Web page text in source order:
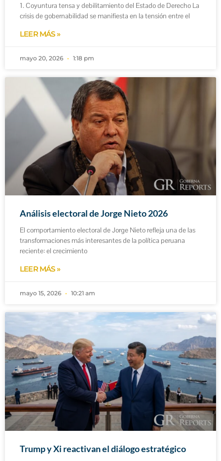
1. Coyuntura tensa y debilitamiento del Estado de Derecho La
crisis de gobernabilidad se manifiesta en la tensión entre el
LEER MÁS »
mayo 20, 2026 1:18 pm
Análisis electoral de Jorge Nieto 2026
El comportamiento electoral de Jorge Nieto refleja una de las
transformaciones más interesantes de la política peruana
reciente: el crecimiento
LEER MÁS »
mayo 15, 2026 10:21 am
Trump y Xi reactivan el diálogo estratégico